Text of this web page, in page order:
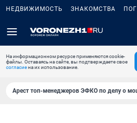
НЕДВИЖИМОСТЬ ЗНАКОМСТВА
На информационном ресурсе применяются cookie-
файлы. Оставаясь на сайте, вы подтверждаете свое
согласиена их использование.
Арест топ-менеджеров ЭФКО по делу о